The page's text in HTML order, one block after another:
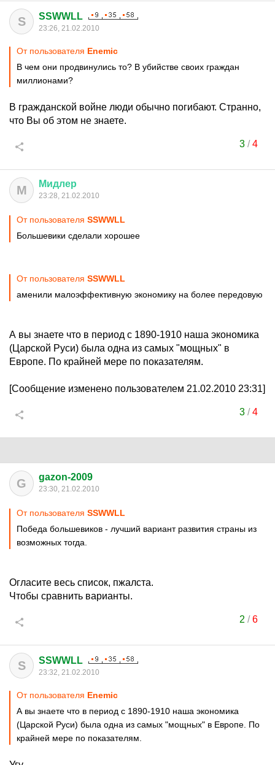
S SSWWLL
23:26, 21.02.2010
От пользователя Enemic
В чем они продвинулись то? В убийстве своих граждан
миллионами?
В гражданской войне люди обычно погибают. Странно,
что Вы об этом не знаете.
3/4
М Мидлер
23:28, 21.02.2010
От пользователя SSWWLL
Большевики сделали хорошее
От пользователя SSWWLL
аменили малоэффективную экономику на более передовую
А вы знаете что в период с 1890-1910 наша экономика
(Царской Руси) была одна из самых "мощных" в
Европе. По крайней мере по показателям.
[Сообщение изменено пользователем 21.02.2010 23:31]
3/4
G gazon-2009
23:30, 21.02.2010
От пользователя SSWWLL
Победа большевиков - лучший вариант развития страны из
возможных тогда.
Огласите весь список, пжалста.
Чтобы сравнить варианты.
2 /6
S SSWWLL
23:32, 21.02.2010
От пользователя Enemic
А вы знаете что в период с 1890-1910 наша экономика
(Царской Руси) была одна из самых "мощных" в Европе. По
крайней мере по показателям.